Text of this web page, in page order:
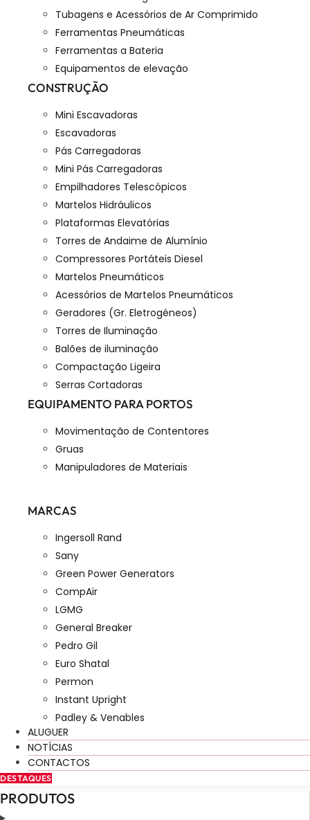
Tubagens e Acessórios de Ar Comprimido
Ferramentas Pneumáticas
Ferramentas a Bateria
Equipamentos de elevação
CONSTRUÇÃO
Mini Escavadoras
Escavadoras
Pás Carregadoras
Mini Pás Carregadoras
Empilhadores Telescópicos
Martelos Hidráulicos
Plataformas Elevatórias
Torres de Andaime de Alumínio
Compressores Portáteis Diesel
Martelos Pneumáticos
Acessórios de Martelos Pneumáticos
Geradores (Gr. Eletrogéneos)
Torres de Iluminação
Balões de iluminação
Compactação Ligeira
Serras Cortadoras
EQUIPAMENTO PARA PORTOS
Movimentação de Contentores
Gruas
Manipuladores de Materiais
MARCAS
Ingersoll Rand
Sany
Green Power Generators
CompAir
LGMG
General Breaker
Pedro Gil
Euro Shatal
Permon
Instant Upright
Padley & Venables
ALUGUER
NOTÍCIAS
CONTACTOS
DESTAQUES
PRODUTOS